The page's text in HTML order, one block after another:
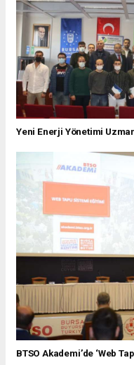
Yeni Enerji Yönetimi
BTSO Akademi’de ‘Web